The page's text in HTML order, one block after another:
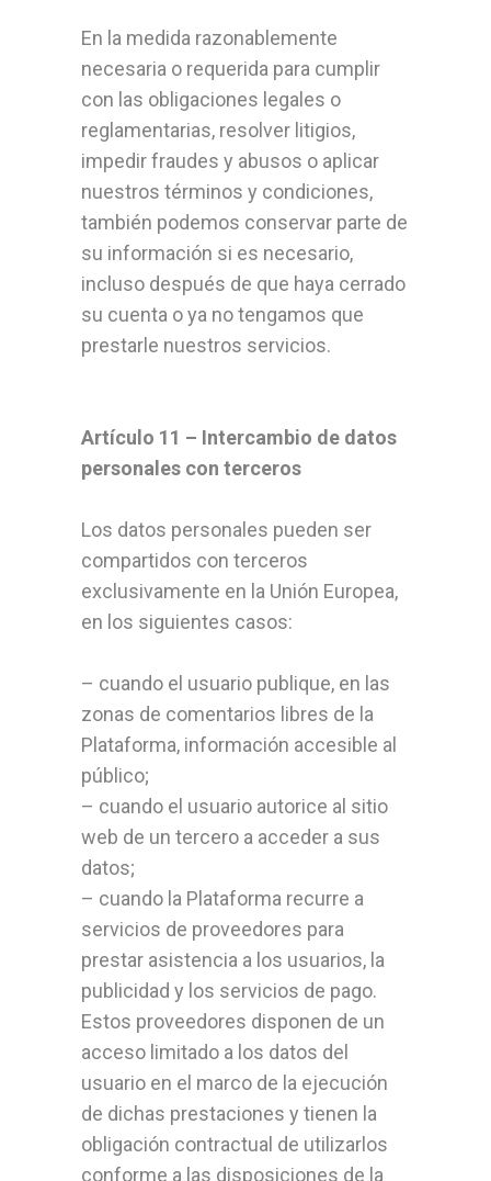
En la medida razonablemente
necesaria o requerida para cumplir
con las obligaciones legales o
reglamentarias, resolver litigios,
impedir fraudes y abusos o aplicar
nuestros términos y condiciones,
también podemos conservar parte de
su información si es necesario,
incluso después de que haya cerrado
su cuenta o ya no tengamos que
prestarle nuestros servicios.
Artículo 11 – Intercambio de datos
personales con terceros
Los datos personales pueden ser
compartidos con terceros
exclusivamente en la Unión Europea,
en los siguientes casos:
– cuando el usuario publique, en las
zonas de comentarios libres de la
Plataforma, información accesible al
público;
– cuando el usuario autorice al sitio
web de un tercero a acceder a sus
datos;
– cuando la Plataforma recurre a
servicios de proveedores para
prestar asistencia a los usuarios, la
publicidad y los servicios de pago.
Estos proveedores disponen de un
acceso limitado a los datos del
usuario en el marco de la ejecución
de dichas prestaciones y tienen la
obligación contractual de utilizarlos
conforme a las disposiciones de la